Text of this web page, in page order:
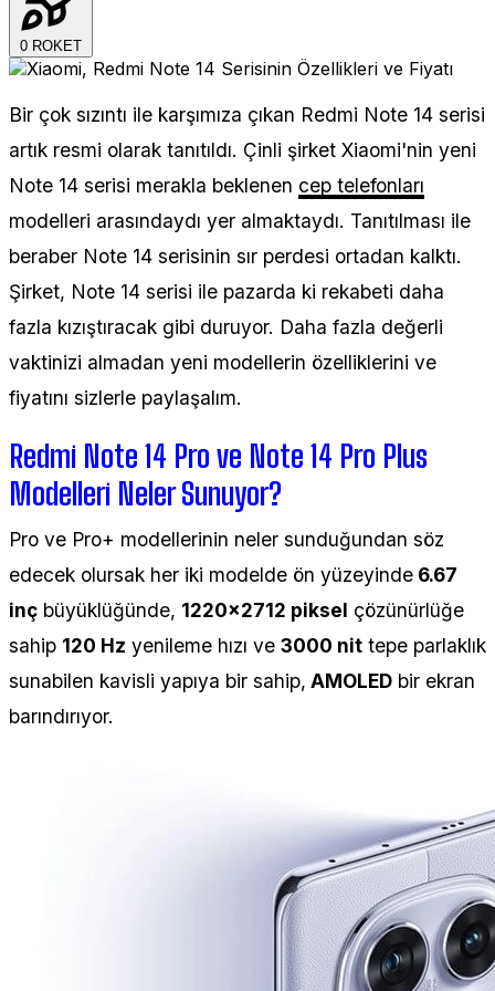
0 ROKET
Bir çok sızıntı ile karşımıza çıkan Redmi Note 14 serisi
artık resmi olarak tanıtıldı. Çinli şirket Xiaomi'nin yeni
Note 14 serisi merakla beklenen cep telefonları
modelleri arasındaydı yer almaktaydı. Tanıtılması ile
beraber Note 14 serisinin sır perdesi ortadan kalktı.
Şirket, Note 14 serisi ile pazarda ki rekabeti daha
fazla kızıştıracak gibi duruyor. Daha fazla değerli
vaktinizi almadan yeni modellerin özelliklerini ve
fiyatını sizlerle paylaşalım.
Redmi Note 14 Pro ve Note 14 Pro Plus
Modelleri Neler Sunuyor?
Pro ve Pro+ modellerinin neler sunduğundan söz
edecek olursak her iki modelde ön yüzeyinde 6.67
inç büyüklüğünde, 1220x2712 piksel çözünürlüğe
sahip 120 Hz yenileme hızı ve 3000 nit tepe parlaklık
sunabilen kavisli yapıya bir sahip, AMOLED bir ekran
barındırıyor.